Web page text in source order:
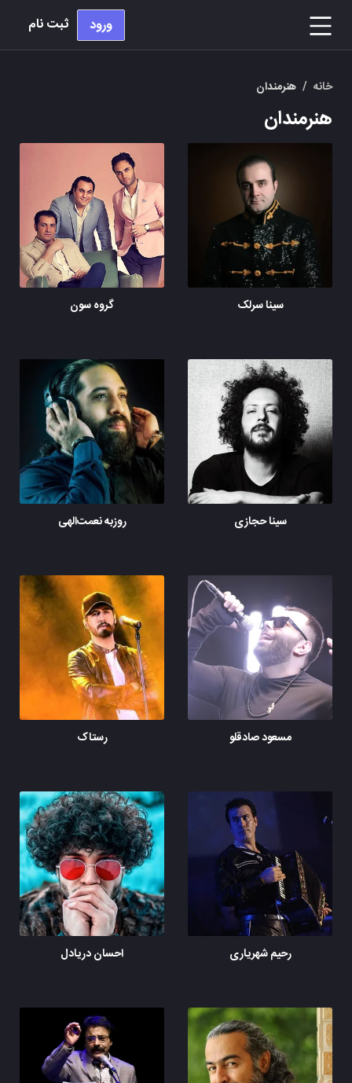
ورود ثبت نام
خانه / هنرمندان
هنرمندان
سینا سرلک گروه سون
سینا حجازی روزبه نعمت‌الهی
مسعود صادقلو رستاک
رحیم شهریاری احسان دریادل